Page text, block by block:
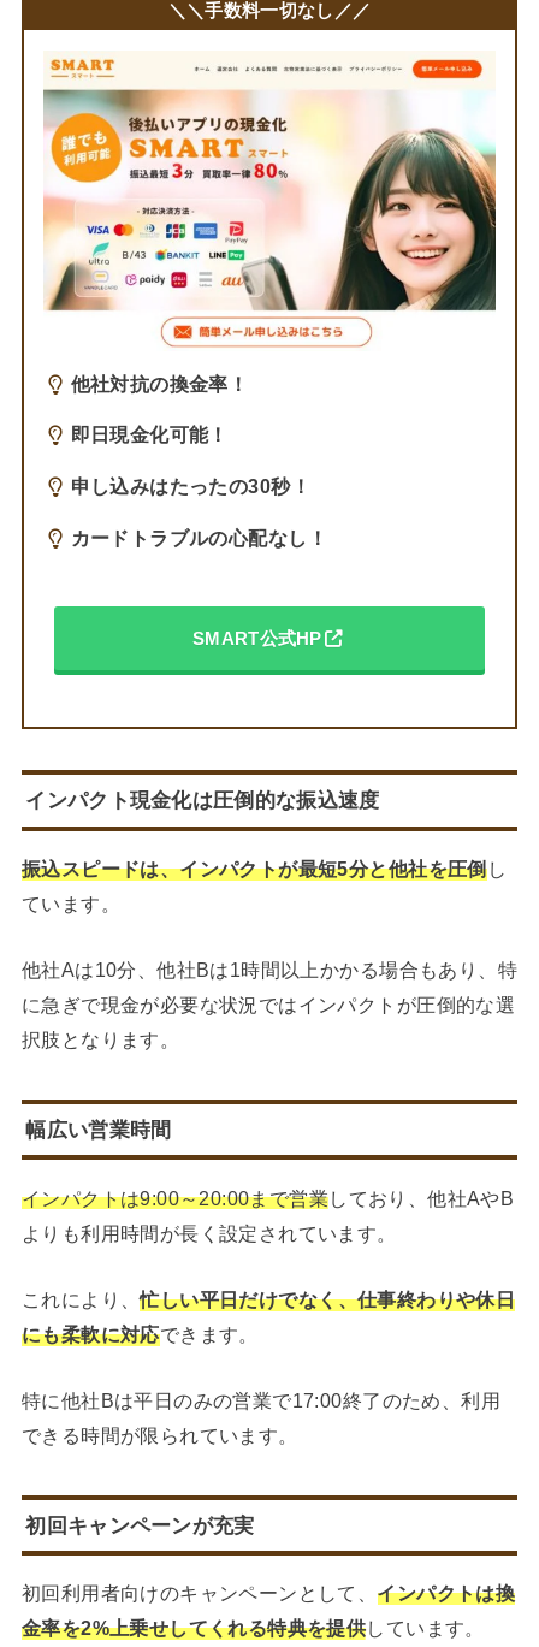
＼＼手数料一切なし／／
他社対抗の換金率！
即日現金化可能！
申し込みはたったの30秒！
カードトラブルの心配なし！
SMART公式HP
インパクト現金化は圧倒的な振込速度
振込スピードは、インパクトが最短5分と他社を圧倒し
ています。
他社Aは10分、他社Bは1時間以上かかる場合もあり、特
に急ぎで現金が必要な状況ではインパクトが圧倒的な選
択肢となります。
幅広い営業時間
インパクトは9:00～20:00まで営業しており、他社AやB
よりも利用時間が長く設定されています。
これにより、忙しい平日だけでなく、仕事終わりや休日
にも柔軟に対応できます。
特に他社Bは平日のみの営業で17:00終了のため、利用
できる時間が限られています。
初回キャンペーンが充実
初回利用者向けのキャンペーンとして、 インパクトは換
金率を2%上乗せしてくれる特典を提供しています。